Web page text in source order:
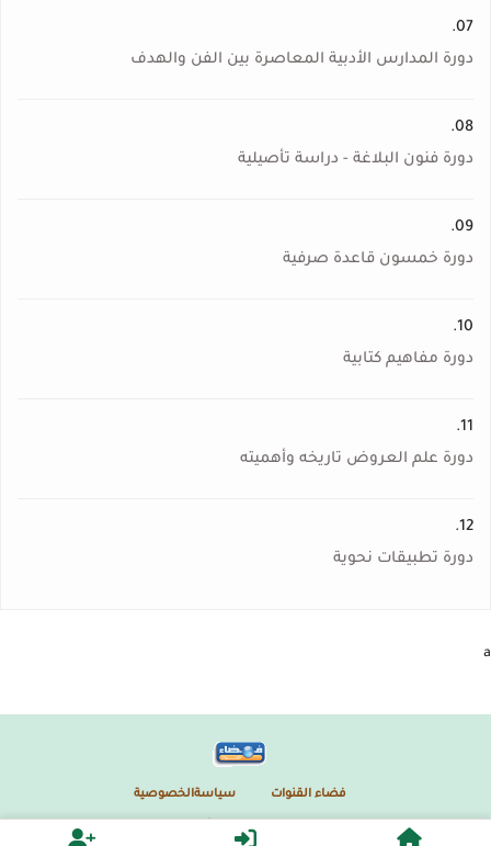
07.
دورة المدارس الأدبية المعاصرة بين الفن والهدف
08.
دورة فنون البلاغة - دراسة تأصيلية
09.
دورة خمسون قاعدة صرفية
10.
دورة مفاهيم كتابية
11.
دورة علم العروض تاريخه وأهميته
12.
دورة تطبيقات نحوية
a
فضاء القنوات سياسةالخصوصية
2026
- 2021 أكاديمية البلدة الطيبة